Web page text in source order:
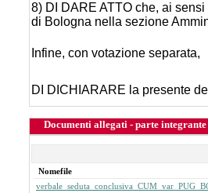
8) DI DARE ATTO che, ai
di Bologna nella sezione
Infine, con votazione separata,
DI DICHIARARE la presente
Documenti allegati - parte integrante
Nomefile